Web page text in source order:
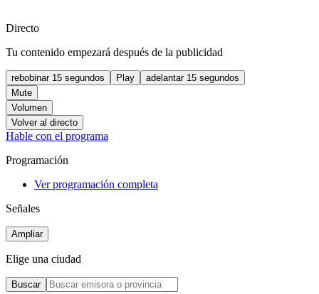
Directo
Tu contenido empezará después de la publicidad
rebobinar 15 segundos Play
adelantar 15 segundos
Mute
Volumen
Volver al directo
Hable con el programa
Programación
Ver programación completa
Señales
Ampliar
Elige una ciudad
Buscar